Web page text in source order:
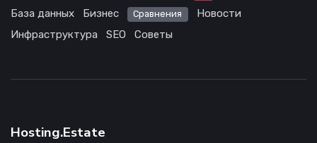
База данных
Бизнес Сравнения
Новости
Инфраструктура
SEO Советы
Hosting.Estate